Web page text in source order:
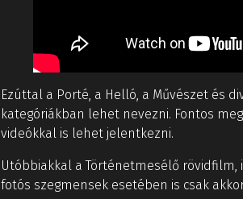
Ezúttal a Porté, a Helló, a Művészet és
kategóriákban lehet nevezni. Fontos
videókkal is lehet jelentkezni.
Utóbbiakkal a Történetmesélő
fotós szegmensek esetében is csak